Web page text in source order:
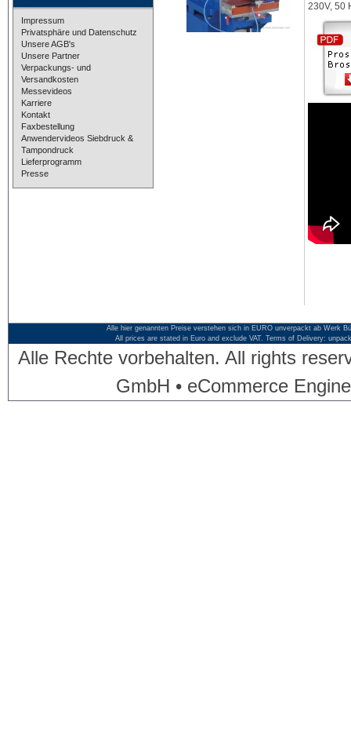
Impressum
Privatsphäre und Datenschutz
Unsere AGB's
Unsere Partner
Verpackungs- und
Versandkosten
Messevideos
Karriere
Kontakt
Faxbestellung
Anwendervideos Siebdruck &
Tampondruck
Lieferprogramm
Presse
230V, 50
Alle hier genannten Preise verstehen sich in EURO unverpackt ab Werk
All prices are stated in Euro and exclude VAT. Terms of Delivery:
Alle Rechte vorbehalten. All rights
GmbH • eCommerce